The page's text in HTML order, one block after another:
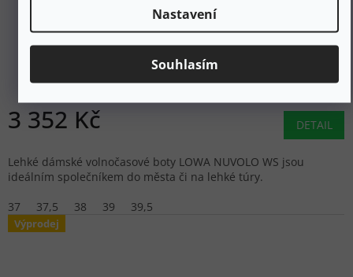
Nastavení
Souhlasím
LOWA Dámské volnočasové boty NUVOLO WS smoke
Skladem
3 352 Kč DETAIL
Lehké dámské volnočasové boty LOWA NUVOLO WS jsou
ideálním společníkem do města či na lehké túry.
37
37,5 38 39 39,5
Výprodej